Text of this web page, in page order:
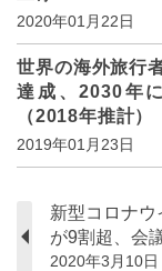
2020年01月22日
世界の海外旅行
達成、2030年
（2018年推計）
2019年01月23日
新型コロナ
が9割超、会
2020年3月10日